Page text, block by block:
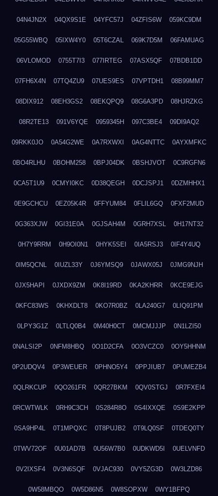
04N4JN2X 04QX9S1E 04YFC57J 04ZFIS6W 059KC9DM
05G55WBQ 05IXW4Y0 05T6CZAL 069K7D5M 06FAMUAG
06VLOMOD 0755T7I3 077IRTEG 07ASX5QF 07BDB1DD
07FH6X4N 07TQ4ZU9 07UES9ES 07VPTDH1 08B99MM7
08DIX912 08EH3GS2 08EKQPQ9 08G6A3PD 08HJRZKG
08R2TE13 091V6YQE 0959345H 097C3BE4 09DI9AQ2
09RKK0JO 0A54G2WE 0A7RXWXI 0AG4NTTC 0AYXMFKC
0BO4RLHU 0BOHM258 0BPJ04DK 0BSHJVOT 0C9RGFN6
0CA5T1U9 0CMYI0KC 0D38QEGH 0DCJSPJ1 0DZMHHX1
0E9GCHCU 0EZ05K4R 0FFYUM84 0FLIL6GQ 0FXF2MUD
0G363XJW 0GI31E0A 0GJSAH4M 0GRH7XSL 0H17NT32
0H7Y9RRM 0H9OI0N1 0HYK5SEI 0IA5RSJ3 0IF4Y4UQ
0IM5QCNL 0IUZL33Y 0J6YMSQ9 0JAWX05J 0JMG9NJH
0JX5HAPI 0JXDX9ZM 0K8I19RD 0KA2KHRR 0KCE9EJG
0KFC83WS 0KHXDLT8 0KO7R0BZ 0LA240G7 0LIQ91PM
0LPY3G1Z 0LTLQ0B4 0M40H0CT 0MCMJJJP 0N1LZI50
0NALSI2P 0NFM8HBQ 0O1D2CFA 0O3VCZC0 0OY5HHNM
0P2UDQV4 0P3WEUER 0PHNO5Y4 0PPJIUB7 0PUMEZB4
0QLRKCUP 0QO261FR 0QR27BKM 0QV0STGJ 0R7FXEI4
0RCWTWLK 0RH9C3CH 0S284R8O 0S4IXXQE 0S9E2KPP
0SA9HP4L 0T1MPQXC 0T8PUJB2 0T9LQ0SF 0TDEQ0TY
0TWV72OF 0U01AD7B 0U56W7B0 0UDKWD5I 0UELVNFD
0V2IXSF4 0V3N6SQF 0VJAC930 0VY5ZG3D 0W3LZD86
0W58MBQO 0W5D86N5 0W8SOPXW 0WY1BFPQ